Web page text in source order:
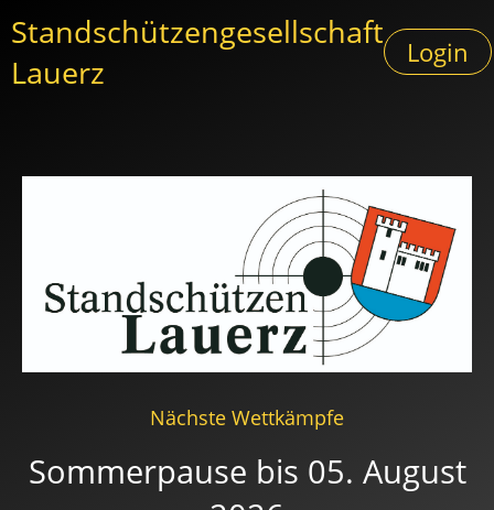
Standschützengesellschaft
Lauerz
Login
Nächste Wettkämpfe
Sommerpause bis 05. August